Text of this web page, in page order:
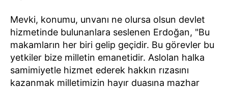
Mevki, konumu, unvanı ne olursa olsun devlet
hizmetinde bulunanlara seslenen Erdoğan, "Bu
makamların her biri gelip geçidir. Bu görevler bu
yetkiler bize milletin emanetidir. Aslolan halka
samimiyetle hizmet ederek hakkın rızasını
kazanmak milletimizin hayır duasına mazhar